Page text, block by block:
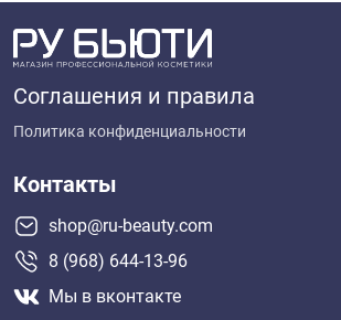
Соглашения и правила
Политика конфиденциальности
Контакты
shop@ru-beauty.com
8 (968) 644-13-96
Мы в вконтакте